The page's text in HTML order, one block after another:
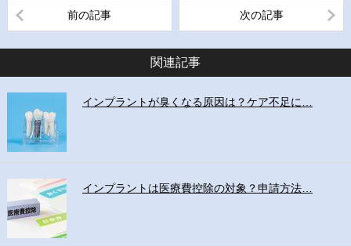
前の記事 次の記事
関連記事
インプラントが臭くなる原因は？ケア不足に…
インプラントは医療費控除の対象？申請方法…